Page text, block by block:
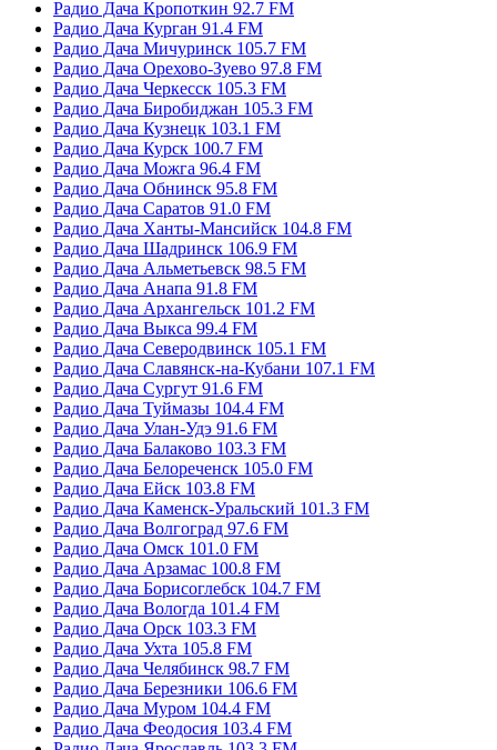
Радио Дача Кропоткин 92.7 FM
Радио Дача Курган 91.4 FM
Радио Дача Мичуринск 105.7 FM
Радио Дача Орехово-Зуево 97.8 FM
Радио Дача Черкесск 105.3 FM
Радио Дача Биробиджан 105.3 FM
Радио Дача Кузнецк 103.1 FM
Радио Дача Курск 100.7 FM
Радио Дача Можга 96.4 FM
Радио Дача Обнинск 95.8 FM
Радио Дача Саратов 91.0 FM
Радио Дача Ханты-Мансийск 104.8 FM
Радио Дача Шадринск 106.9 FM
Радио Дача Альметьевск 98.5 FM
Радио Дача Анапа 91.8 FM
Радио Дача Архангельск 101.2 FM
Радио Дача Выкса 99.4 FM
Радио Дача Северодвинск 105.1 FM
Радио Дача Славянск-на-Кубани 107.1 FM
Радио Дача Сургут 91.6 FM
Радио Дача Туймазы 104.4 FM
Радио Дача Улан-Удэ 91.6 FM
Радио Дача Балаково 103.3 FM
Радио Дача Белореченск 105.0 FM
Радио Дача Ейск 103.8 FM
Радио Дача Каменск-Уральский 101.3 FM
Радио Дача Волгоград 97.6 FM
Радио Дача Омск 101.0 FM
Радио Дача Арзамас 100.8 FM
Радио Дача Борисоглебск 104.7 FM
Радио Дача Вологда 101.4 FM
Радио Дача Орск 103.3 FM
Радио Дача Ухта 105.8 FM
Радио Дача Челябинск 98.7 FM
Радио Дача Березники 106.6 FM
Радио Дача Муром 104.4 FM
Радио Дача Феодосия 103.4 FM